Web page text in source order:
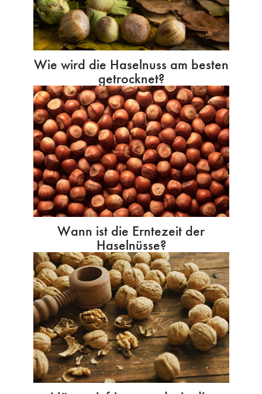
Wie wird die Haselnuss am besten
getrocknet?
Wann ist die Erntezeit der
Haselnüsse?